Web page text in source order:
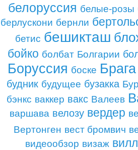
белоруссия белые-розы
берлускони бернли
бетис бешикташ
бойко болбат Болгарии
Боруссия боске Брага
будник будущее бузакка
бэнкс ваккер вакс Валеев
варшава велозу вердер
Вертонген вест бромвич
видеообзор визаж